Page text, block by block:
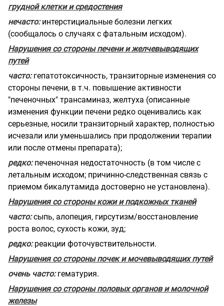
грудной клетки и средостения
нечасто:интерстициальные болезни легких
(сообщалось о случаях с фатальным исходом).
Нарушения со стороны печени и желчевыводящих
путей
часто:гепатотоксичность, транзиторные изменения со
стороны печени, в т.ч. повышение активности
"печеночных" трансаминаз, желтуха (описанные
изменения функции печени редко оценивались как
серьезные, носили транзиторный характер, полностью
исчезали или уменьшались при продолжении терапии
или после отмены препарата);
редко:печеночная недостаточность (в том числе с
летальным исходом; причинно-следственная связь с
приемом бикалутамида достоверно не установлена).
Нарушения со стороны кожи иподкожных тканей
часто:сыпь, алопеция, гирсутизм/восстановление
роста волос, сухость кожи, зуд;
редко:реакции фоточувствительности.
Нарушения со стороны почек и мочевыводящих путей
очень часто:гематурия.
Нарушения со стороны половых органов и молочной
железы